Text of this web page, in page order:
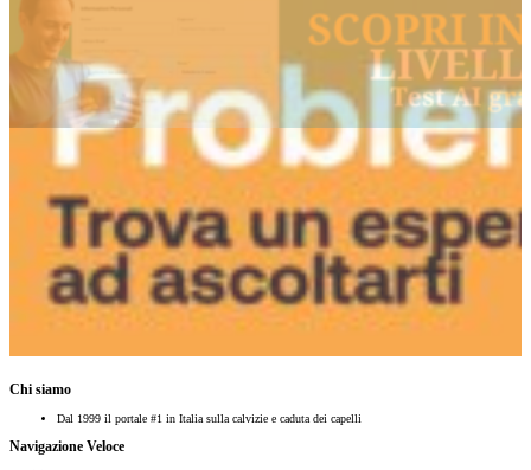
Chi siamo
Dal 1999 il portale #1 in Italia sulla calvizie e caduta dei capelli
Navigazione Veloce